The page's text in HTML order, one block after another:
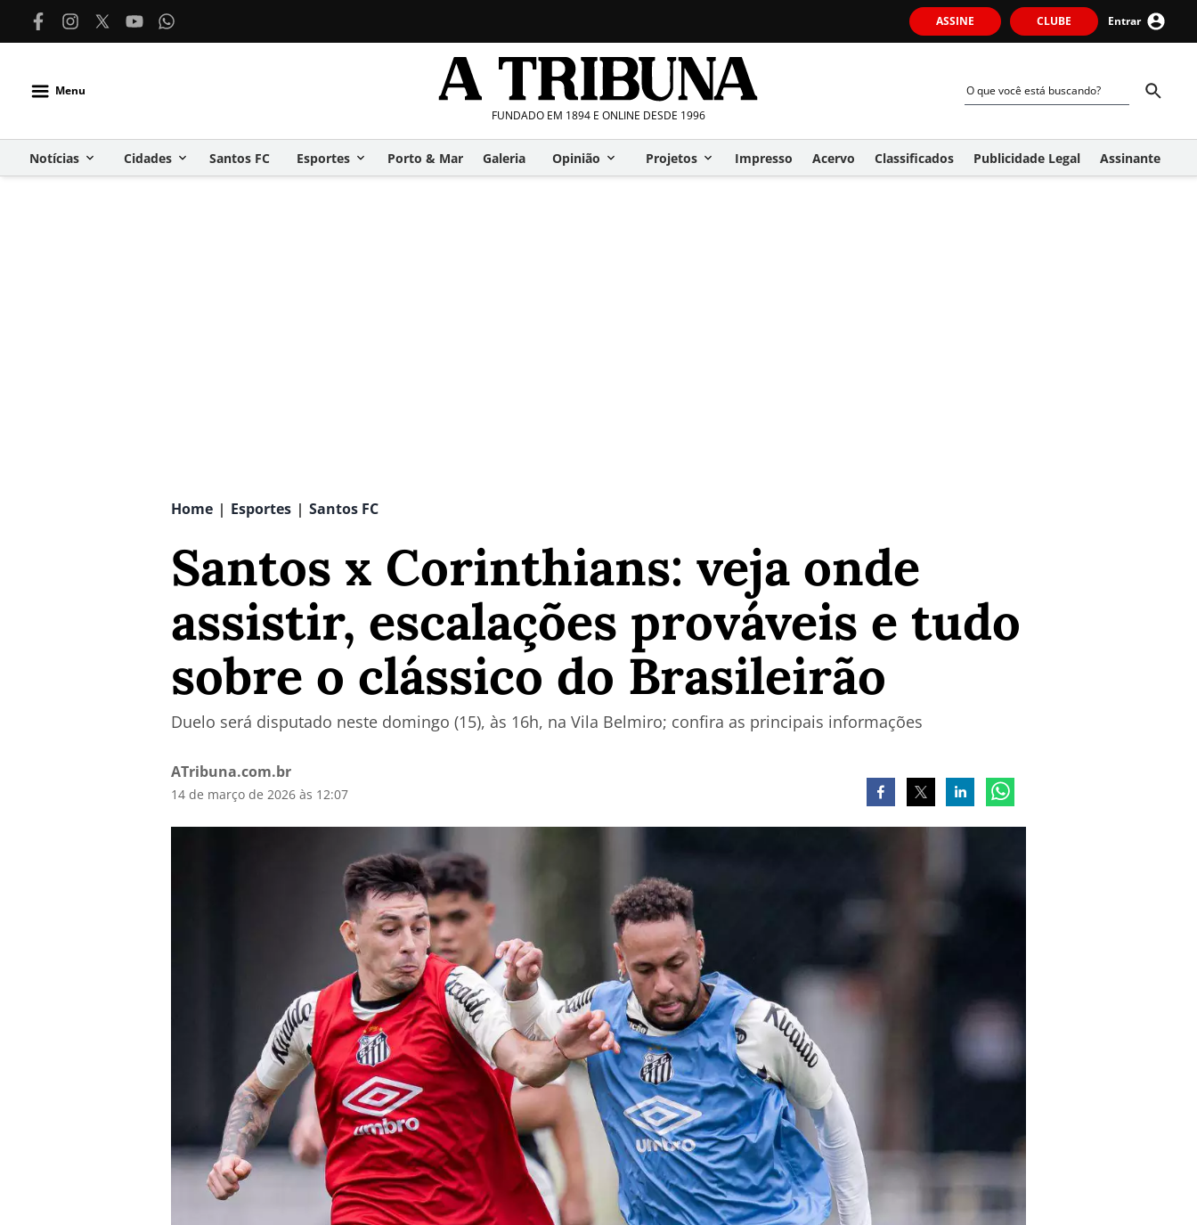
ASSINE CLUBE Entrar
Menu
FUNDADO EM 1894 E ONLINE DESDE 1996
Notícias Cidades Santos FC Esportes Porto & Mar Galeria Opinião Projetos Impresso Acervo Classificados Publicidade Legal Assinante
Home | Esportes | Santos FC
Santos x Corinthians: veja onde
assistir, escalações prováveis e tudo
sobre o clássico do Brasileirão
Duelo será disputado neste domingo (15), às 16h, na Vila Belmiro; confira as principais informações
ATribuna.com.br
14 de março de 2026 às 12:07